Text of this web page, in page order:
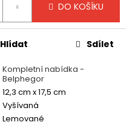
DO KOŠÍKU
Kompletní nabídka -
Belphegor
12,3 cm x 17,5 cm
Vyšívaná
Lemované
Hlídat Sdílet